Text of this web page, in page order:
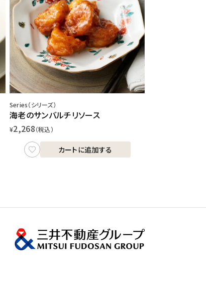
Series（シリーズ）
海老のサンバルチリソース
¥2,268（税込）
カートに追加する